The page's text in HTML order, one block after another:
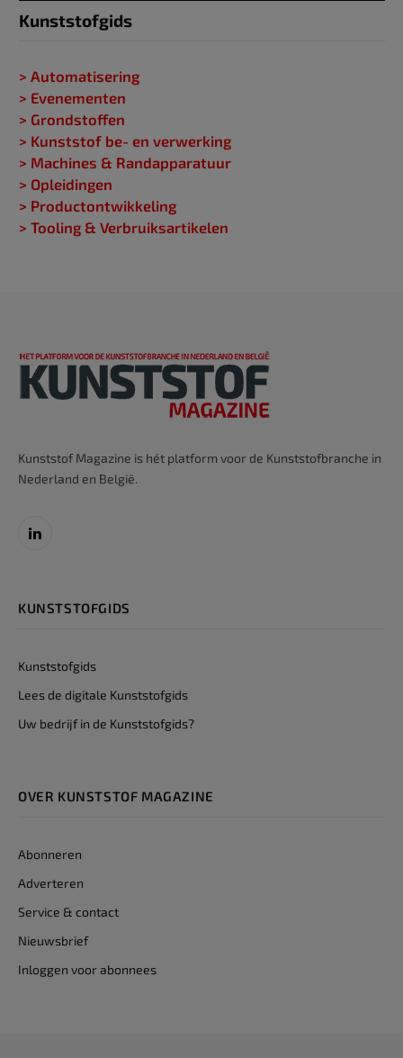
Kunststofgids
> Automatisering
> Evenementen
> Grondstoffen
> Kunststof be- en verwerking
> Machines & Randapparatuur
> Opleidingen
> Productontwikkeling
> Tooling & Verbruiksartikelen
Kunststof Magazine is hét platform voor de Kunststofbranche in
Nederland en België.
LinkedIn
KUNSTSTOFGIDS
Kunststofgids
Lees de digitale Kunststofgids
Uw bedrijf in de Kunststofgids?
OVER KUNSTSTOF MAGAZINE
Abonneren
Adverteren
Service & contact
Nieuwsbrief
Inloggen voor abonnees